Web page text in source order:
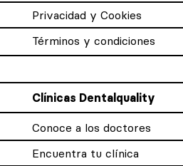
Privacidad y Cookies
Términos y condiciones
Clínicas Dentalquality
Conoce a los doctores
Encuentra tu clínica